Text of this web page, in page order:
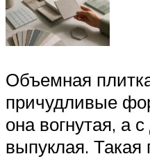
Объемная
причудливые
она вогнутая, а с
выпуклая. Такая